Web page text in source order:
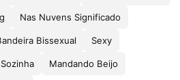
Nas Nuvens Significado
Bissexual Sexy
Mandando Beijo